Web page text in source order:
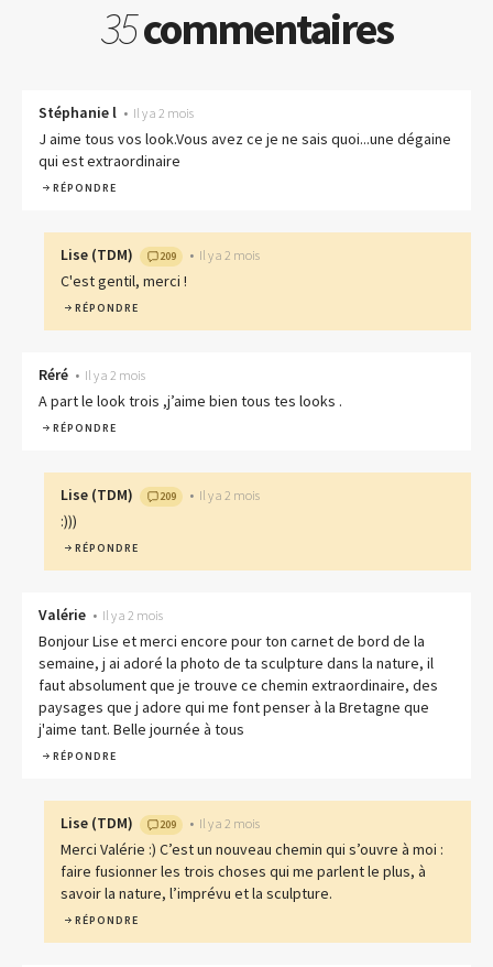
35commentaires
Stéphanie l • Il y a 2 mois
J aime tous vos look.Vous avez ce je ne sais quoi...une dégaine
qui est extraordinaire
RÉPONDRE
Lise (TDM) 209 • Il y a 2 mois
C'est gentil, merci !
RÉPONDRE
Réré • Il y a 2 mois
A part le look trois ,j’aime bien tous tes looks .
RÉPONDRE
Lise (TDM) 209 • Il y a 2 mois
:)))
RÉPONDRE
Valérie • Il y a 2 mois
Bonjour Lise et merci encore pour ton carnet de bord de la
semaine, j ai adoré la photo de ta sculpture dans la nature, il
faut absolument que je trouve ce chemin extraordinaire, des
paysages que j adore qui me font penser à la Bretagne que
j'aime tant. Belle journée à tous
RÉPONDRE
Lise (TDM) 209 • Il y a 2 mois
Merci Valérie :) C’est un nouveau chemin qui s’ouvre à moi :
faire fusionner les trois choses qui me parlent le plus, à
savoir la nature, l’imprévu et la sculpture.
RÉPONDRE